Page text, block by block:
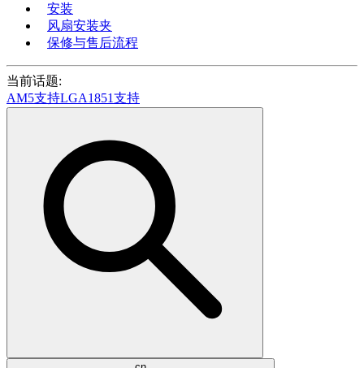
安装
风扇安装夹
保修与售后流程
当前话题:
AM5支持LGA1851支持